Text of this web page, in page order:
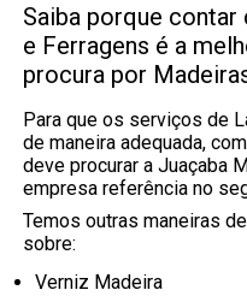
Saiba porque
e Ferragens é a
procura por
Para que os serviços de
de maneira adequada,
deve procurar a Juaçaba
empresa referência no
Temos outras maneiras
sobre:
Verniz Madeira